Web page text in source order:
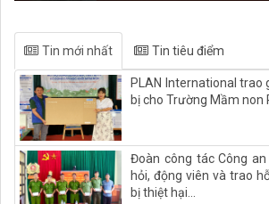
Tin mới nhất Tin tiêu điểm
PLAN International trao
bị cho Trường Mầm non
Đoàn công tác Công
hỏi, động viên và trao
bị thiệt hại...